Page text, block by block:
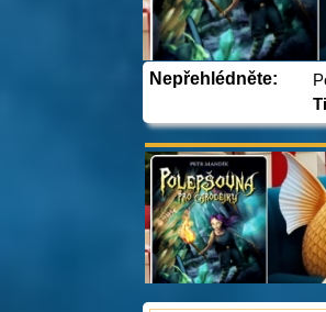
Nepřehlédněte: